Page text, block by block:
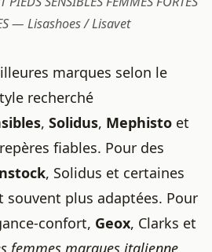
— Lisashoes / Lisavet
marques selon le
recherché
, Solidus, Mephisto et
fiables. Pour des
, Solidus et certaines
souvent plus adaptées. Pour
confort, Geox, Clarks et
femmes marques italienne